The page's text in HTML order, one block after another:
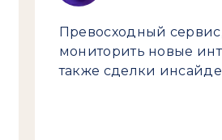
Превосходный
мониторить новые
также сделки